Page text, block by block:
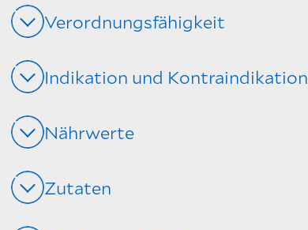
Verordnungsfähigkeit
Indikation und Kontraindikation
Nährwerte
Zutaten